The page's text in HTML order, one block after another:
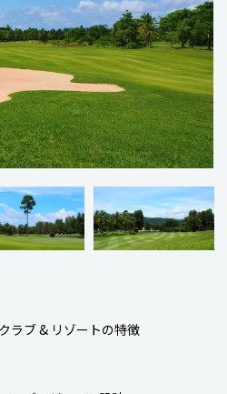
ラブ & リゾートの特徴